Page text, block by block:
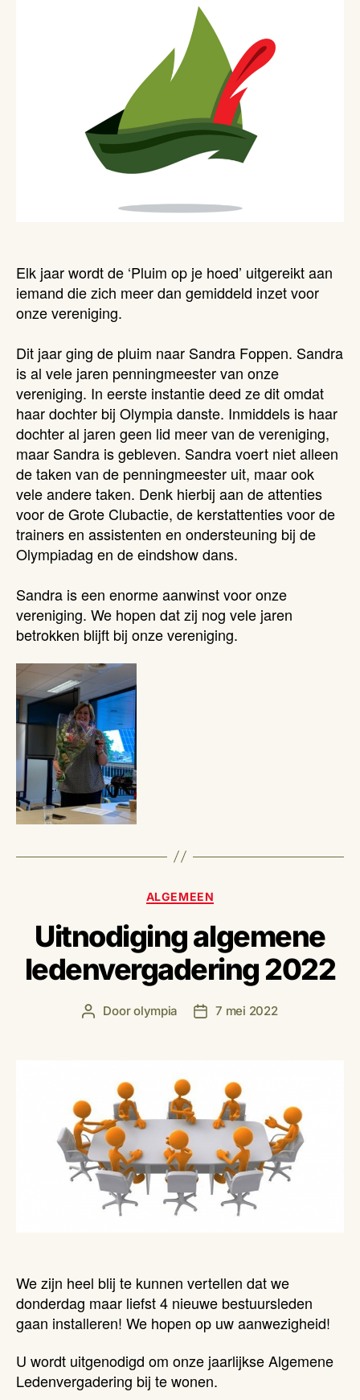
Elk jaar wordt de ‘Pluim op je hoed’ uitgereikt aan
iemand die zich meer dan gemiddeld inzet voor
onze vereniging.
Dit jaar ging de pluim naar Sandra Foppen. Sandra
is al vele jaren penningmeester van onze
vereniging. In eerste instantie deed ze dit omdat
haar dochter bij Olympia danste. Inmiddels is haar
dochter al jaren geen lid meer van de vereniging,
maar Sandra is gebleven. Sandra voert niet alleen
de taken van de penningmeester uit, maar ook
vele andere taken. Denk hierbij aan de attenties
voor de Grote Clubactie, de kerstattenties voor de
trainers en assistenten en ondersteuning bij de
Olympiadag en de eindshow dans.
Sandra is een enorme aanwinst voor onze
vereniging. We hopen dat zij nog vele jaren
betrokken blijft bij onze vereniging.
Categorieën
ALGEMEEN
Uitnodiging algemene
ledenvergadering 2022
Berichtauteur
Doorolympia Berichtdatum
7 mei 2022
We zijn heel blij te kunnen vertellen dat we
donderdag maar liefst 4 nieuwe bestuursleden
gaan installeren! We hopen op uw aanwezigheid!
U wordt uitgenodigd om onze jaarlijkse Algemene
Ledenvergadering bij te wonen.